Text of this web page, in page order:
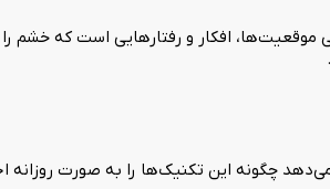
موقعیت‌ها، افکار و رفتارهایی است که
چگونه این تکنیک‌ها را به صورت روزانه